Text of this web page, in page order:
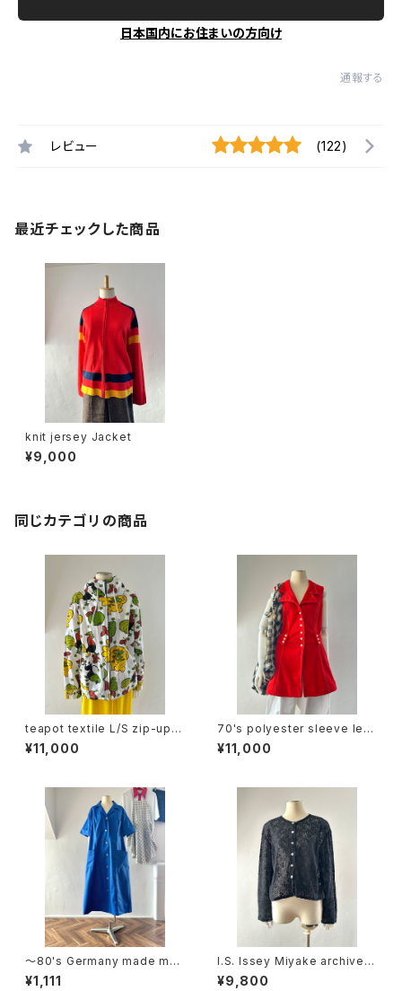
日本国内にお住まいの方向け
通報する
レビュー (122)
最近チェックした商品
knit jersey Jacket
¥9,000
同じカテゴリの商品
teapot textile L/S zip-up h
oodie
¥11,000
70's polyester sleeve les
s tops
¥11,000
〜80's Germany made me
dical dress
¥1,111
I.S. Issey Miyake archive c
otton lace cardigan
¥9,800